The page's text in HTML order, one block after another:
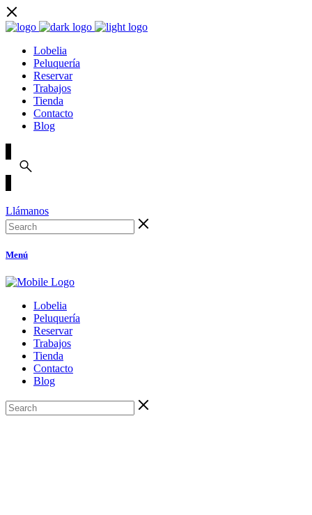
Lobelia
Peluquería
Reservar
Trabajos
Tienda
Contacto
Blog
Llámanos
Menú
Lobelia
Peluquería
Reservar
Trabajos
Tienda
Contacto
Blog